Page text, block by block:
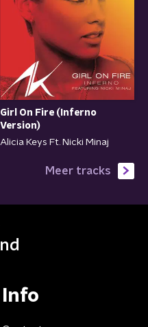
Girl On Fire (Inferno
Version)
Alicia Keys Ft. Nicki Minaj
Meer tracks
Info